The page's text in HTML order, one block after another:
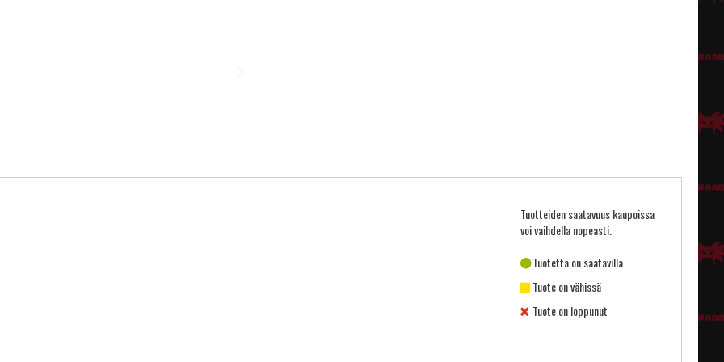
Tuotteiden saatavuus kaupoissa
voi vaihdella nopeasti.
Tuotetta on saatavilla
Tuote on vähissä
Tuote on loppunut